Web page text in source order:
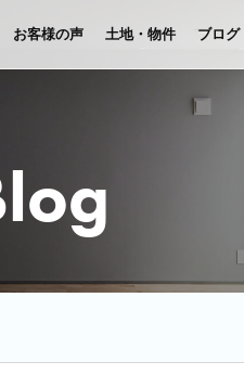
お客様の声 土地・物件 ブログ